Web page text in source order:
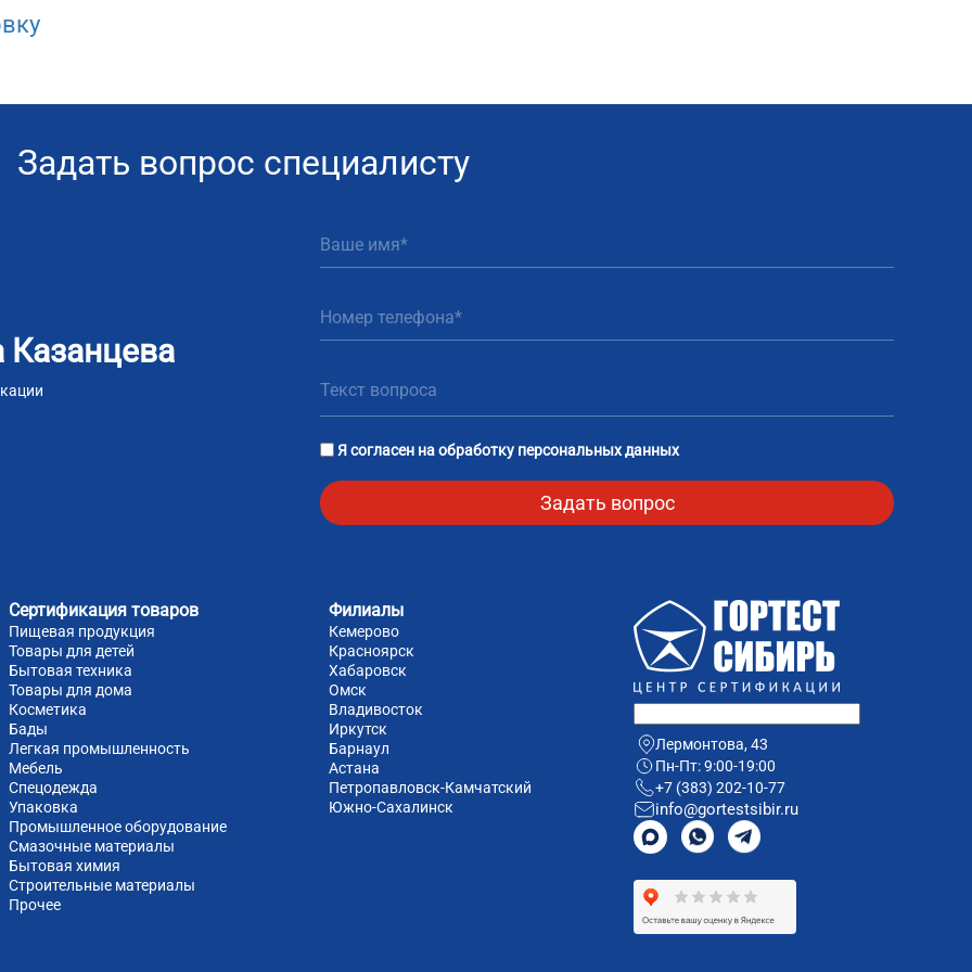
Задать вопрос специалисту
Казанцева
Я согласен наобработку персональных данных
Сертификация товаров
Пищевая продукция
Товары для детей
Бытовая техника
Товары для дома
Косметика
Бады
Легкая промышленность
Мебель
Спецодежда
Упаковка
Промышленное оборудование
Смазочные материалы
Бытовая химия
Строительные материалы
Прочее
Филиалы
Кемерово
Красноярск
Хабаровск
Омск
Владивосток
Иркутск
Барнаул
Астана
Петропавловск-Камчатский
Южно-Cахалинск
Лермонтова, 43
Пн-Пт: 9:00-19:00
+7 (383) 202-10-77
info@gortestsibir.ru